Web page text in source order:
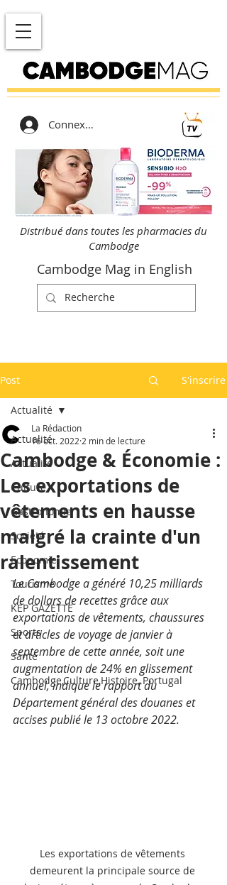
Connexion
Distribué dans toutes les pharmacies du
Cambodge
Cambodge Mag in English
Post S'inscrire
Actualité
Actualité
Culture
Gastronomie
Société
Economie
Tourisme
KEP GAZETTE
Sports
Santé
Cambodge,Culture,Histoire, Portugal
Actualité
Cambodge & Économie :
Les exportations de
vêtements en hausse
malgré la crainte d'un
ralentissement
La Rédaction
16 oct. 2022 2 min de lecture
Le Cambodge a généré 10,25 milliards
de dollars de recettes grâce aux
exportations de vêtements, chaussures
et articles de voyage de janvier à
septembre de cette année, soit une
augmentation de 24% en glissement
annuel, indique le rapport du
Département général des douanes et
accises publié le 13 octobre 2022.
Les exportations de vêtements
demeurent la principale source de